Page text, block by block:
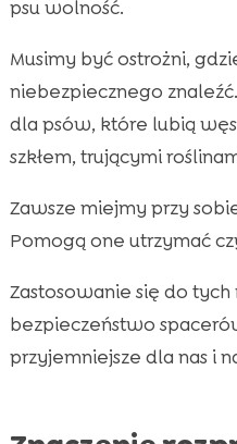
psu wolność.
Musimy być ostrożni,
niebezpiecznego
dla psów, które lubią
szkłem, trującymi
Zawsze miejmy przy
Pomogą one utrzymać
Zastosowanie się do tych
bezpieczeństwo
przyjemniejsze dla nas i